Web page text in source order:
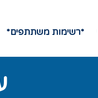
*רשימות משתתפים*